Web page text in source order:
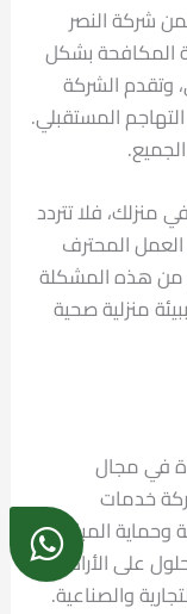
شركة النصر
المكافحة بشكل
وتقدم الشركة
المستقبلي.
منزلك، فلا تتردد
المحترف
من هذه المشكلة
منزلية صحية
في مجال
خدمات
وحماية المباني
على الأراضي
والصناعية.